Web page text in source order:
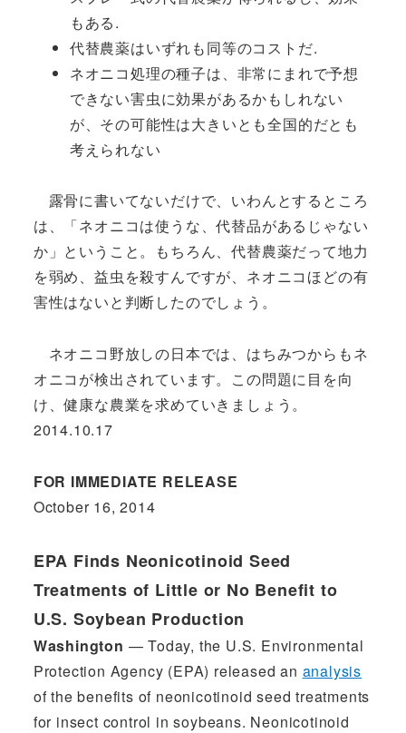
もある.
代替農薬はいずれも同等のコストだ.
ネオニコ処理の種子は、非常にまれで予想
できない害虫に効果があるかもしれない
が、その可能性は大きいとも全国的だとも
考えられない
露骨に書いてないだけで、いわんとするところ
は、「ネオニコは使うな、代替品があるじゃない
か」ということ。もちろん、代替農薬だって地力
を弱め、益虫を殺すんですが、ネオニコほどの有
害性はないと判断したのでしょう。
ネオニコ野放しの日本では、はちみつからもネ
オニコが検出されています。この問題に目を向
け、健康な農業を求めていきましょう。
2014.10.17
FOR IMMEDIATE RELEASE
October 16, 2014
EPA Finds Neonicotinoid Seed
Treatments of Little or No Benefit to
U.S. Soybean Production
Washington — Today, the U.S. Environmental
Protection Agency (EPA) released an analysis
of the benefits of neonicotinoid seed treatments
for insect control in soybeans. Neonicotinoid